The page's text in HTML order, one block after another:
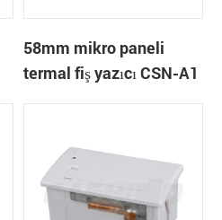
58mm mikro paneli
termal fiş yazıcı CSN-A1